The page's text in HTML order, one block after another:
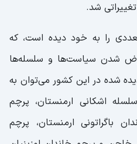
شد.
را به خود دیده است، که
شدن سیاست‌ها و سلسله‌ها
شده در این کشور می‌توان به
اشکانی ارمنستان، پرچم
باگراتونی ارمنستان، پرچم